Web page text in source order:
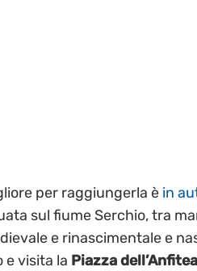
per raggiungerla è in
sul fiume Serchio, tra
e rinascimentale e
e visita la Piazza